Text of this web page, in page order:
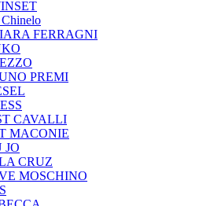
Chinelo
FERRAGNI
PREMI
CAVALLI
MACONIE
JO
CRUZ
MOSCHINO